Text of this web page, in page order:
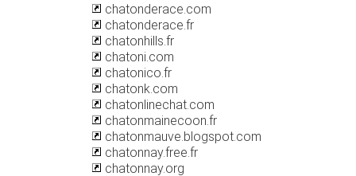
chatonderace.com
chatonderace.fr
chatonhills.fr
chatoni.com
chatonico.fr
chatonk.com
chatonlinechat.com
chatonmainecoon.fr
chatonmauve.blogspot.com
chatonnay.free.fr
chatonnay.org